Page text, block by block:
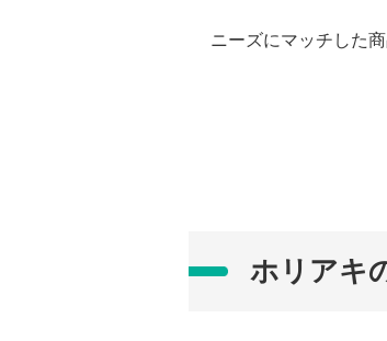
ニーズにマッチした
ホリアキ